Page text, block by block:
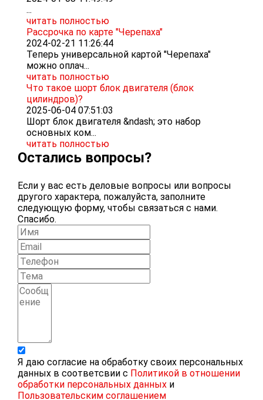
...
читать полностью
Рассрочка по карте "Черепаха"
2024-02-21 11:26:44
Теперь универсальной картой "Черепаха"
можно оплач...
читать полностью
Что такое шорт блок двигателя (блок
цилиндров)?
2025-06-04 07:51:03
Шорт блок двигателя &ndash; это набор
основных ком...
читать полностью
Остались вопросы?
Если у вас есть деловые вопросы или вопросы
другого характера, пожалуйста, заполните
следующую форму, чтобы связаться с нами.
Спасибо.
Я даю согласие на обработку своих персональных
данных в соответсвии с Политикой в отношении
обработки персональных данных и
Пользовательским соглашением